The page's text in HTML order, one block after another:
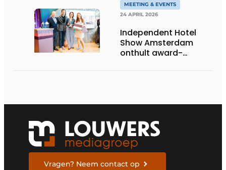
MEETING & EVENTS
24 APRIL 2026
Independent Hotel
Show Amsterdam
onthult award-
Vragen? Neem contact op